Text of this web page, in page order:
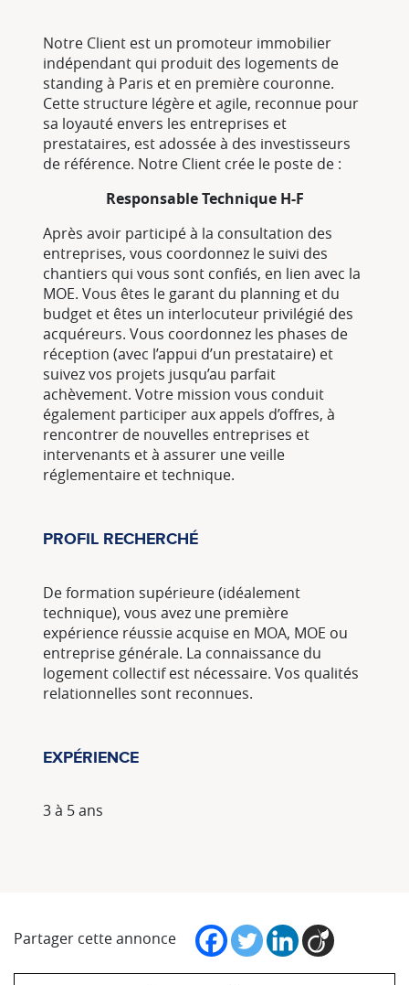
Notre Client est un promoteur immobilier
indépendant qui produit des logements de
standing à Paris et en première couronne.
Cette structure légère et agile, reconnue pour
sa loyauté envers les entreprises et
prestataires, est adossée à des investisseurs
de référence. Notre Client crée le poste de :
Responsable Technique H-F
Après avoir participé à la consultation des
entreprises, vous coordonnez le suivi des
chantiers qui vous sont confiés, en lien avec la
MOE. Vous êtes le garant du planning et du
budget et êtes un interlocuteur privilégié des
acquéreurs. Vous coordonnez les phases de
réception (avec l’appui d’un prestataire) et
suivez vos projets jusqu’au parfait
achèvement. Votre mission vous conduit
également participer aux appels d’offres, à
rencontrer de nouvelles entreprises et
intervenants et à assurer une veille
réglementaire et technique.
PROFIL RECHERCHÉ
De formation supérieure (idéalement
technique), vous avez une première
expérience réussie acquise en MOA, MOE ou
entreprise générale. La connaissance du
logement collectif est nécessaire. Vos qualités
relationnelles sont reconnues.
EXPÉRIENCE
3 à 5 ans
Partager cette annonce